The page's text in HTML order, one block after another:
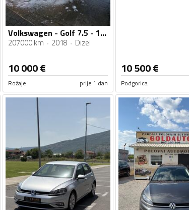
Volkswagen - Golf 7.5 - 1.6 TDI
207000 km 2018 Dizel
10 000€
Rožaje prije 1 dan
10 500€
Podgorica